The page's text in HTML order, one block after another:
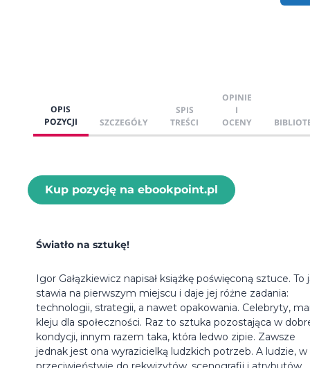
OPIS
POZYCJI
SZCZEGÓŁY
SPIS
TREŚCI
OPINIE
I
OCENY
Kup pozycję na ebookpoint.pl
Światło na sztukę!
Igor Gałązkiewicz napisał książkę poświęconą sztuce. To
stawia na pierwszym miejscu i daje jej różne zadania:
technologii, strategii, a nawet opakowania. Celebryty,
kleju dla społeczności. Raz to sztuka pozostająca w
kondycji, innym razem taka, która ledwo zipie. Zawsze
jednak jest ona wyrazicielką ludzkich potrzeb. A ludzie, w